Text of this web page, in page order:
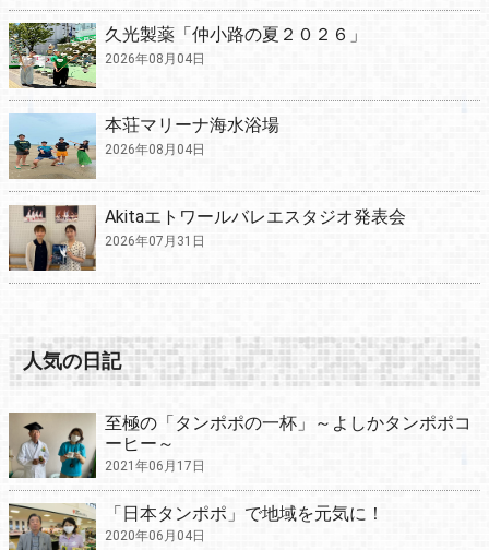
久光製薬「仲小路の夏２０２６」
2026年08月04日
本荘マリーナ海水浴場
2026年08月04日
Akitaエトワールバレエスタジオ発表会
2026年07月31日
人気の日記
至極の「タンポポの一杯」～よしかタンポポコ
ーヒー～
2021年06月17日
「日本タンポポ」で地域を元気に！
2020年06月04日